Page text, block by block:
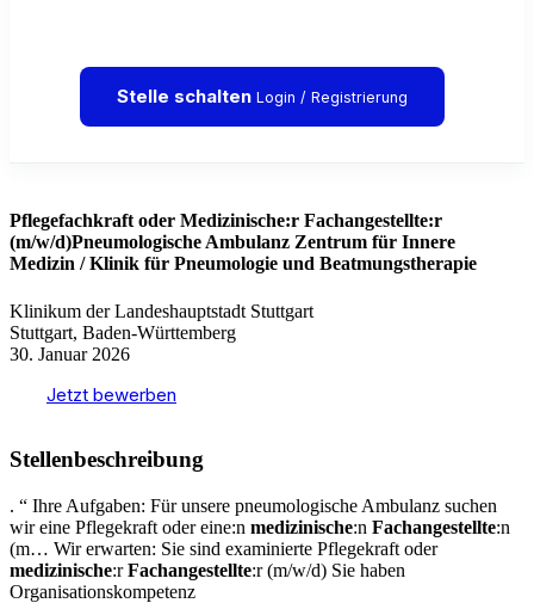
Stelle schalten Login / Registrierung
Pflegefachkraft oder Medizinische:r Fachangestellte:r
(m/w/d)Pneumologische Ambulanz Zentrum für Innere
Medizin / Klinik für Pneumologie und Beatmungstherapie
Klinikum der Landeshauptstadt Stuttgart
Stuttgart, Baden-Württemberg
30. Januar 2026
Jetzt bewerben
Stellenbeschreibung
. “ Ihre Aufgaben: Für unsere pneumologische Ambulanz suchen
wir eine Pflegekraft oder eine:n medizinische:n Fachangestellte:n
(m… Wir erwarten: Sie sind examinierte Pflegekraft oder
medizinische:rFachangestellte:r (m/w/d) Sie haben
Organisationskompetenz